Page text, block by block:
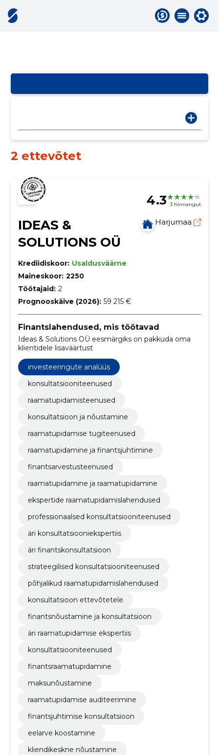
2 ettevõtet
4.3 3 hinnangut
IDEAS &
SOLUTIONS OÜ
Harjumaa
Krediidiskoor: Usaldusväärne
Maineskoor: 2250
Töötajaid: 2
Prognooskäive (2026): 59 215 €
Finantslahendused, mis töötavad
Ideas & Solutions OÜ eesmärgiks on pakkuda oma
klientidele lisaväärtust
investeeringute analüüs
konsultatsiooniteenused
raamatupidamisteenused
konsultatsioon ja nõustamine
raamatupidamise tugiteenused
raamatupidamine ja finantsjuhtimine
finantsarvestusteenused
raamatupidamine ja raamatupidamine
ekspertide raamatupidamislahendused
professionaalsed konsultatsiooniteenused
äri konsultatsiooniekspertiis
äri finantskonsultatsioon
strateegilised konsultatsiooniteenused
põhjalikud raamatupidamislahendused
konsultatsioon ettevõtetele
finantsnõustamine ja konsultatsioon
äri raamatupidamise ekspertiis
konsultatsiooniteenused
finantsraamatupidamine
maksunõustamine
raamatupidamise auditeerimine
finantsjuhtimise konsultatsioon
eelarve koostamine
kliendikeskne nõustamine